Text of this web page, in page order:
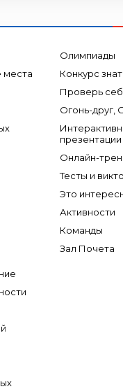
места
Олимпиады
Конкурс
Проверь
Огонь-друг,
презентации
Онлайн-
Тесты и
Это
Активности
Команды
Зал Почета